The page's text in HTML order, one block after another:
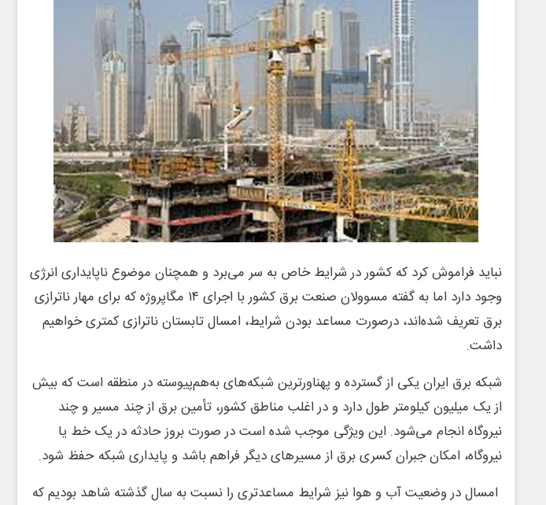
نباید فراموش کرد که کشور در شرایط خاص به سر می‌برد و همچنان موضوع ناپایداری انرژی
وجود دارد اما به گفته مسوولان صنعت برق کشور با اجرای ۱۴ مگاپروژه که برای مهار ناترازی
برق تعریف شده‌اند، درصورت مساعد بودن شرایط، امسال تابستان ناترازی کمتری خواهیم
داشت.
شبکه برق ایران یکی از گسترده‌ و پهناورترین شبکه‌های به‌هم‌پیوسته در منطقه است که بیش
از یک میلیون کیلومتر طول دارد و در اغلب مناطق کشور، تأمین برق از چند مسیر و چند
نیروگاه انجام می‌شود. این ویژگی موجب شده است در صورت بروز حادثه در یک خط یا
نیروگاه، امکان جبران کسری برق از مسیرهای دیگر فراهم باشد و پایداری شبکه حفظ شود.
امسال در وضعیت آب و هوا نیز شرایط مساعدتری را نسبت به سال گذشته شاهد بودیم که